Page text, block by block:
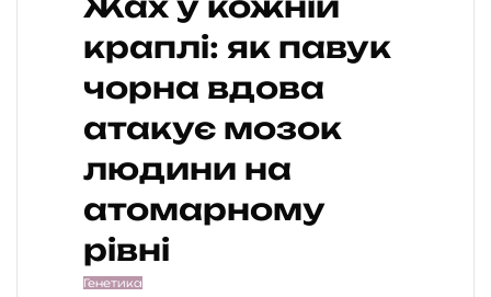
краплі: як павук
чорна вдова
атакує мозок
людини на
атомарному
рівні
Генетика